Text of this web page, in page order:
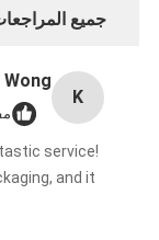
جميع
K
Wong
service!
and it